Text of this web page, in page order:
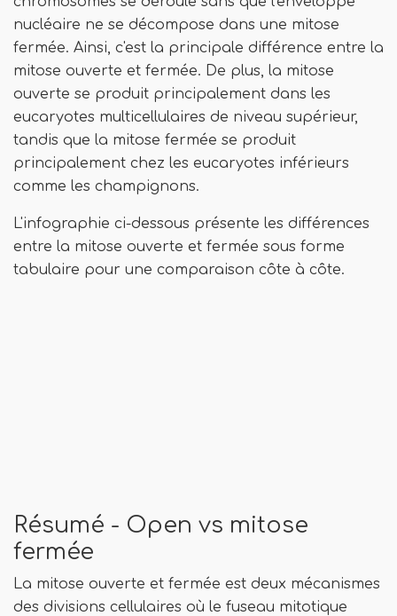
nucléaire ne se décompose dans une mitose
fermée. Ainsi, c'est la principale différence entre la
mitose ouverte et fermée. De plus, la mitose
ouverte se produit principalement dans les
eucaryotes multicellulaires de niveau supérieur,
tandis que la mitose fermée se produit
principalement chez les eucaryotes inférieurs
comme les champignons.
L'infographie ci-dessous présente les différences
entre la mitose ouverte et fermée sous forme
tabulaire pour une comparaison côte à côte.
Résumé - Open vs mitose
fermée
La mitose ouverte et fermée est deux mécanismes
des divisions cellulaires où le fuseau mitotique